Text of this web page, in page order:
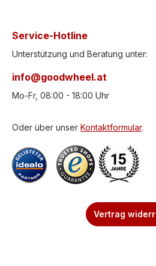
Service-Hotline
Unterstützung und Beratung unter:
info@goodwheel.at
Mo-Fr, 08:00 - 18:00 Uhr
Oder über unser Kontaktformular.
Vertrag